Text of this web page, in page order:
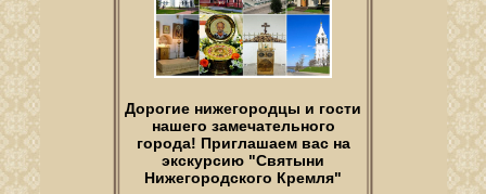
Дорогие нижегородцы и гости
нашего замечательного
города! Приглашаем вас на
экскурсию "Святыни
Нижегородского Кремля"